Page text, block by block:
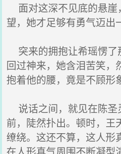
面对这深不见底的悬崖
望，她才足够有勇气迈出
突来的拥抱让希瑶愣了
回过神来，她含泪苦笑，
抱着他的腰，竟是不顾形
说话之间，就见在陈圣
前，陡然扑出。顿时，王
缭绕。这还不算，这人形